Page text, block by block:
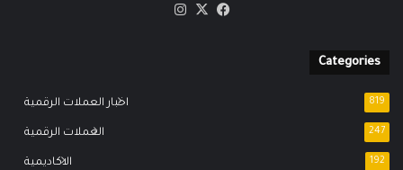
فيسبوك
‫X
Categories
اخبار العملات الرقمية 819
العملات الرقمية 247
الاكاديمية 192